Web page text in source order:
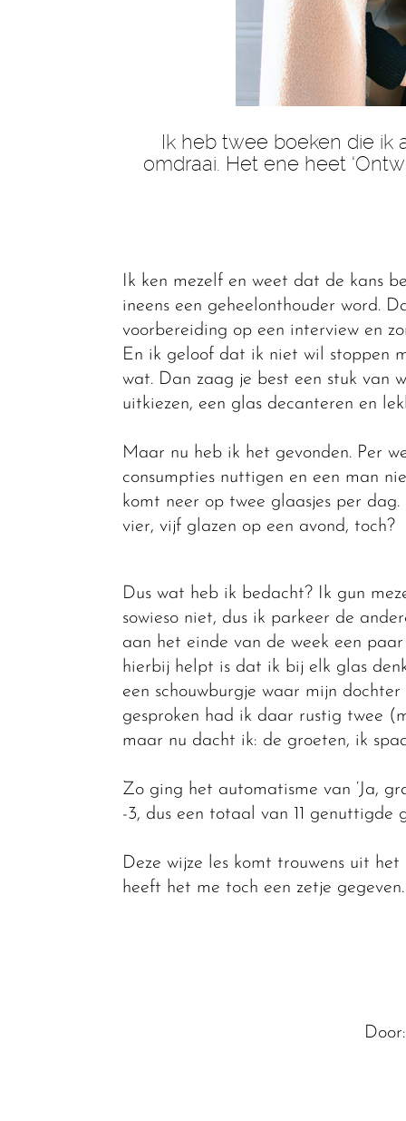
Ik heb twee boeken die ik
omdraai. Het ene heet
Ik ken mezelf en weet dat de kans
ineens een geheelonthouder word.
voorbereiding op een interview en
En ik geloof dat ik niet wil stoppen
wat. Dan zaag je best een stuk van
uitkiezen, een glas decanteren en
Maar nu heb ik het gevonden. Per
consumpties nuttigen en een man
komt neer op twee glaasjes per
vier, vijf glazen op een avond, toch?
Dus wat heb ik bedacht? Ik gun
sowieso niet, dus ik parkeer de
aan het einde van de week een
hierbij helpt is dat ik bij elk glas
een schouwburgje waar mijn
gesproken had ik daar rustig twee
maar nu dacht ik: de groeten, ik
Zo ging het automatisme van ‘Ja,
-3, dus een totaal van 11 genuttigde
Deze wijze les komt trouwens uit
heeft het me toch een zetje gegeven.